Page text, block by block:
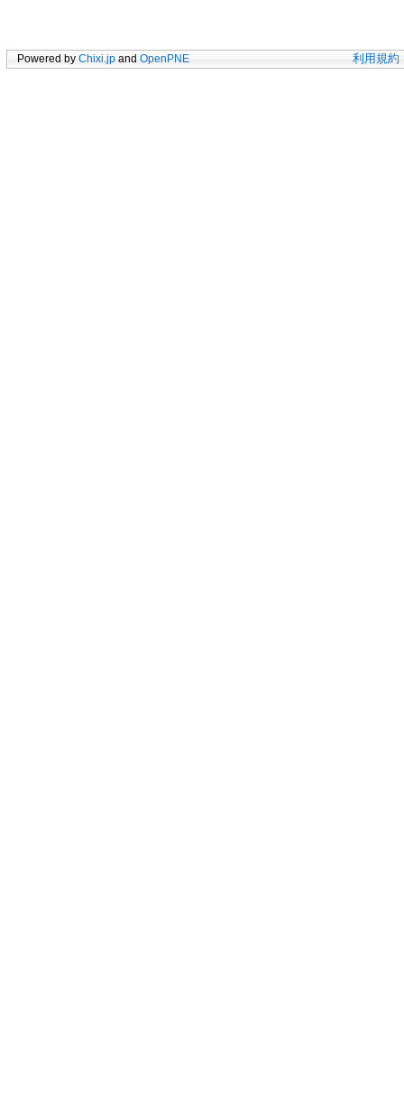
Powered by Chixi.jp and OpenPNE 利用規約